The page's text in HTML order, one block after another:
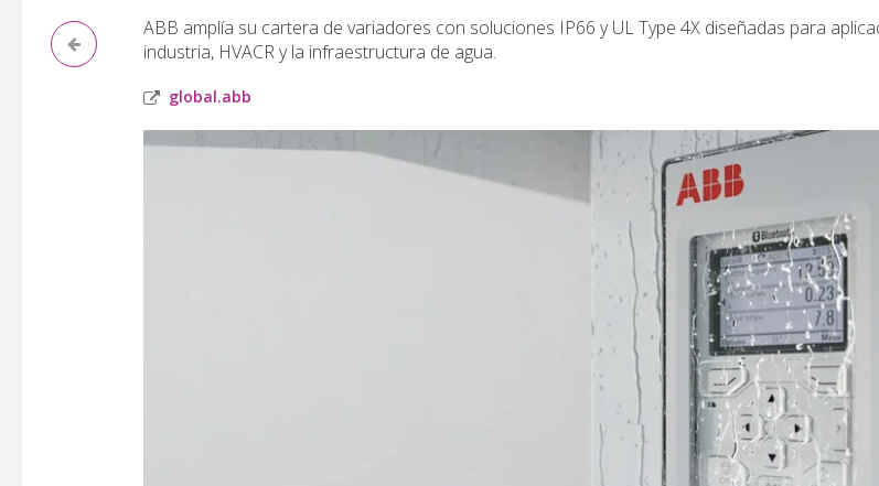
ABB amplía su cartera de variadores con soluciones IP66 y UL Type 4X diseñadas para
industria, HVACR y la infraestructura de agua.
global.abb